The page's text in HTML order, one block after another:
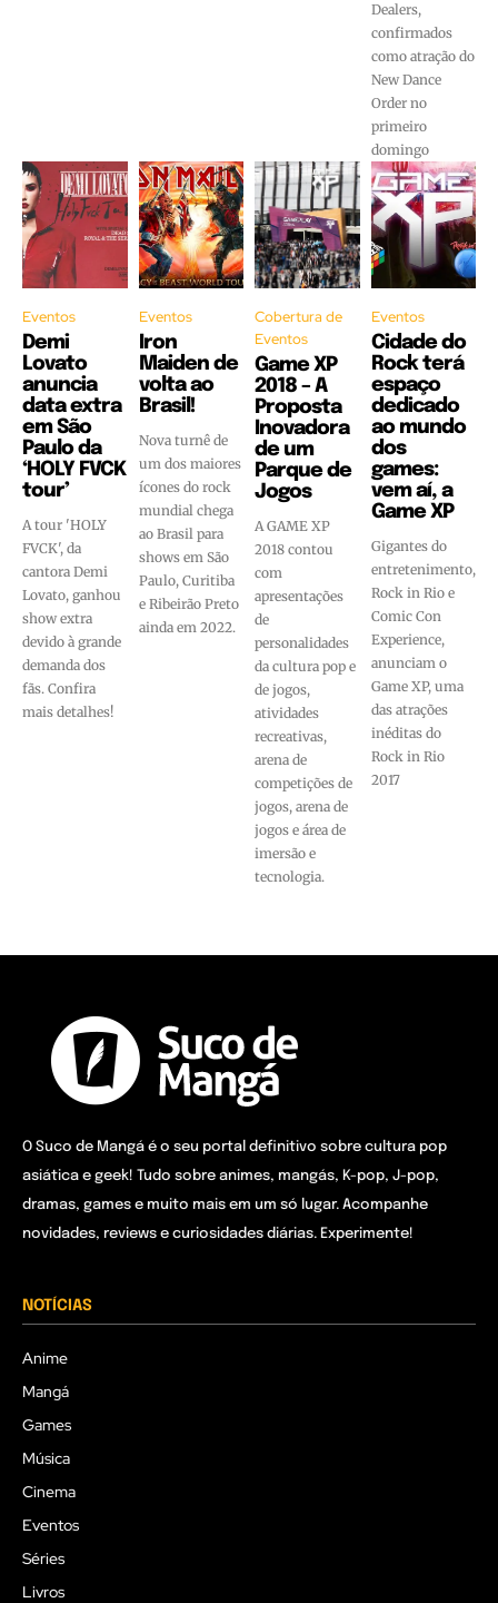
Dealers,
confirmados
como atração do
New Dance
Order no
primeiro
domingo
Eventos
Demi
Lovato
anuncia
data extra
em São
Paulo da
‘HOLY FVCK
tour’
A tour 'HOLY
FVCK', da
cantora Demi
Lovato, ganhou
show extra
devido à grande
demanda dos
fãs. Confira
mais detalhes!
Eventos
Iron
Maiden de
volta ao
Brasil!
Nova turnê de
um dos maiores
ícones do rock
mundial chega
ao Brasil para
shows em São
Paulo, Curitiba
e Ribeirão Preto
ainda em 2022.
Cobertura de
Eventos
Game XP
2018 – A
Proposta
Inovadora
de um
Parque de
Jogos
A GAME XP
2018 contou
com
apresentações
de
personalidades
da cultura pop e
de jogos,
atividades
recreativas,
arena de
competições de
jogos, arena de
jogos e área de
imersão e
tecnologia.
Eventos
Cidade do
Rock terá
espaço
dedicado
ao mundo
dos
games:
vem aí, a
Game XP
Gigantes do
entretenimento,
Rock in Rio e
Comic Con
Experience,
anunciam o
Game XP, uma
das atrações
inéditas do
Rock in Rio
2017
O Suco de Mangá é o seu portal definitivo sobre cultura pop
asiática e geek! Tudo sobre animes, mangás, K-pop, J-pop,
dramas, games e muito mais em um só lugar. Acompanhe
novidades, reviews e curiosidades diárias. Experimente!
NOTÍCIAS
Anime
Mangá
Games
Música
Cinema
Eventos
Séries
Livros